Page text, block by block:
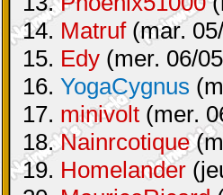
14. Matruf(mar.
15. Edy (mer. 06/
16. YogaCygnus
17. minivolt (mer.
18.Nainrcotique
19. Homelander